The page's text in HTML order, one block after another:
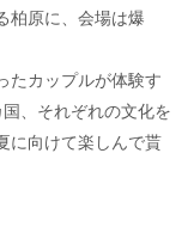
柏原に、会場は爆
たカップルが体験す
、それぞれの文化を
に向けて楽しんで貰